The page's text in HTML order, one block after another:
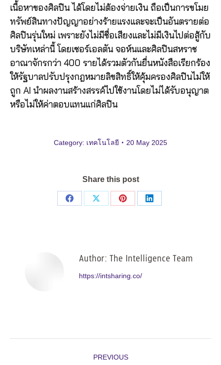
เนื้อหาของศิลปิน ได้โดยไม่ต้องจ่ายเงิน ถือเป็นการขโมย
ทรัพย์สินทางปัญญาอย่างร้ายแรงและจะเป็นอันตรายต่อ
ศิลปินรุ่นใหม่ เพราะยังไม่มีชื่อเสียงและไม่มีเงินไปต่อสู้กับ
บริษัทเหล่านี้ โดยเซอร์เอลตัน จอห์นและศิลปินสหราช
อาณาจักรกว่า 400 รายได้รวมตัวกันยื่นหนังสือเรียกร้อง
ให้รัฐบาลปรับปรุงกฎหมายลิขสิทธิ์ให้คุ้มครองศิลปินไม่ให้
ถูก AI นำผลงานสร้างสรรค์ไปใช้งานโดยไม่ได้รับอนุญาต
หรือไม่ให้ค่าตอบแทนแก่ศิลปิน
Category: เทคโนโลยี 20 May 2025
Share this post
Share
Share
Share
Share
Author: The Intelligence Team
https://intsharing.co/
PREVIOUS